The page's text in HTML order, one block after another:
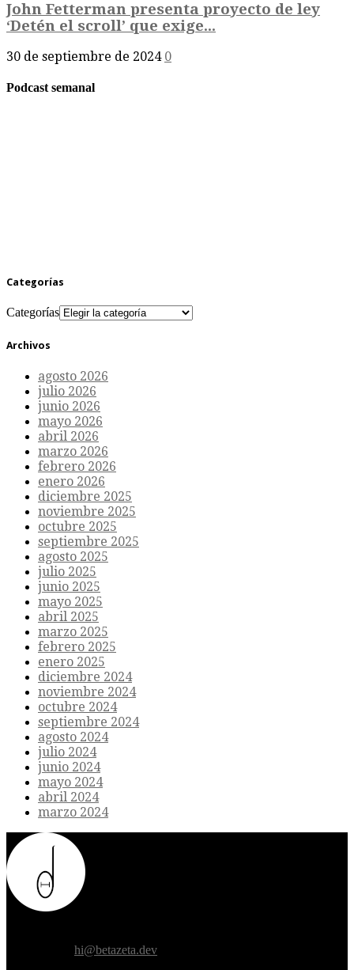
John Fetterman presenta proyecto de ley
‘Detén el scroll’ que exige...
30 de septiembre de 2024 0
Podcast semanal
Categorías
Categorías
Archivos
agosto 2026
julio 2026
junio 2026
mayo 2026
abril 2026
marzo 2026
febrero 2026
enero 2026
diciembre 2025
noviembre 2025
octubre 2025
septiembre 2025
agosto 2025
julio 2025
junio 2025
mayo 2025
abril 2025
marzo 2025
febrero 2025
enero 2025
diciembre 2024
noviembre 2024
octubre 2024
septiembre 2024
agosto 2024
julio 2024
junio 2024
mayo 2024
abril 2024
marzo 2024
hi@betazeta.dev